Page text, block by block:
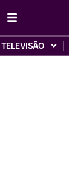
TELEVISÃO